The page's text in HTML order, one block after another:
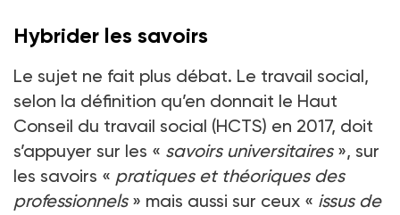
Hybrider les savoirs
Le sujet ne fait plus débat. Le travail social,
selon la définition qu’en donnait le Haut
Conseil du travail social (HCTS) en 2017, doit
s’appuyer sur les « savoirs universitaires», sur
les savoirs « pratiques et théoriques des
professionnels» mais aussi sur ceux « issus de